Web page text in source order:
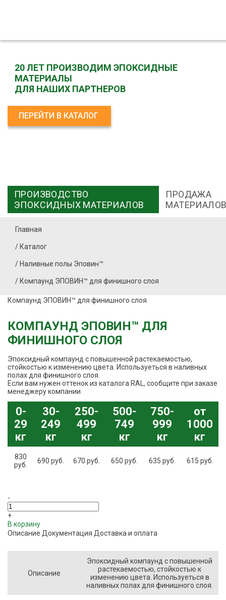
20 ЛЕТ ПРОИЗВОДИМ ЭПОКСИДНЫЕ
МАТЕРИАЛЫ
ДЛЯ НАШИХ ПАРТНЕРОВ
ПЕРЕЙТИ В КАТАЛОГ
ПРОИЗВОДСТВО
ЭПОКСИДНЫХ МАТЕРИАЛОВ
ПРОДАЖА
Главная
/ Каталог
/ Наливные полы Эповин™
/ Компаунд ЭПОВИН™ для финишного слоя
Компаунд ЭПОВИН™ для финишного слоя
КОМПАУНД ЭПОВИН™ ДЛЯ
ФИНИШНОГО СЛОЯ
Эпоксидный компаунд с повышенной растекаемостью,
стойкостью к изменению цвета. Используеться в наливных
полах для финишного слоя.
Если вам нужен оттенок из каталога RAL, сообщите при заказе
менеджеру компании
0-
29
кг
30-
249
кг
250-
499
кг
500-
749
кг
750-
999
кг
от
1000
кг
830
руб.
690 руб. 670 руб. 650 руб. 635 руб. 615 руб.
-
+
В корзину
Описание Документация Доставка и оплата
Описание
Эпоксидный компаунд с повышенной
растекаемостью, стойкостью к
изменению цвета. Используеться в
наливных полах для финишного слоя.